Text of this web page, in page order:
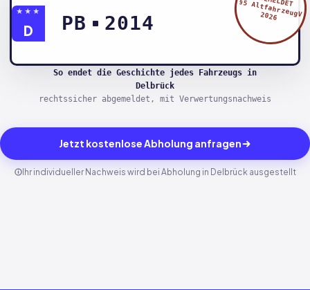
★★★
D PB 2014
§5 AltfahrzeugV
2026
So endet die Geschichte jedes Fahrzeugs in
Delbrück
rechtssicher abgemeldet, mit Verwertungsnachweis
Jetzt kostenlose Abholung anfragen
Ihr individueller Nachweis wird bei Abholung in Delbrück ausgestellt